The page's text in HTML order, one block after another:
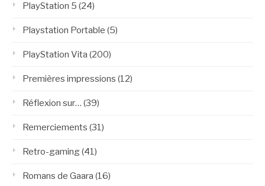
PlayStation 5 (24)
Playstation Portable (5)
PlayStation Vita (200)
Premières impressions (12)
Réflexion sur… (39)
Remerciements (31)
Retro-gaming(41)
Romans de Gaara (16)